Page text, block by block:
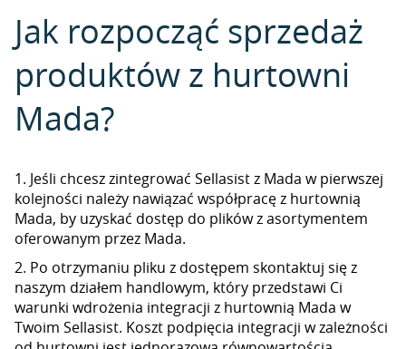
Jak rozpocząć sprzedaż
produktów z hurtowni
Mada?
1. Jeśli chcesz zintegrować Sellasist z Mada w pierwszej
kolejności należy nawiązać współpracę z hurtownią
Mada, by uzyskać dostęp do plików z asortymentem
oferowanym przez Mada.
2. Po otrzymaniu pliku z dostępem skontaktuj się z
naszym działem handlowym, który przedstawi Ci
warunki wdrożenia integracji z hurtownią Mada w
Twoim Sellasist. Koszt podpięcia integracji w zależności